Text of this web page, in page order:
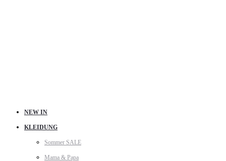
NEW IN
KLEIDUNG
Sommer SALE
Mama & Papa